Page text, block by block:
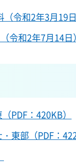
令和2年3月19日
令和2年7月14日
PDF：420KB）
東部（PDF：